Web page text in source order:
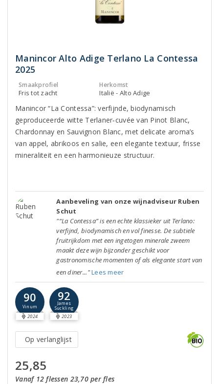
Manincor Alto Adige Terlano La Contessa
2025
Smaakprofiel
Fris tot zacht
Herkomst
Italië - Alto Adige
Manincor “La Contessa”: verfijnde, biodynamisch
geproduceerde witte Terlaner‑cuvée van Pinot Blanc,
Chardonnay en Sauvignon Blanc, met delicate aroma’s
van appel, abrikoos en salie, een elegante textuur, frisse
mineraliteit en een harmonieuze structuur.
Aanbeveling van onze wijnadviseur Ruben
Schut
"“La Contessa” is een echte klassieker uit Terlano:
verfijnd, biodynamisch en vol finesse. De subtiele
fruitrijkdom met een ingetogen minerale zweem
maakt deze wijn bijzonder geschikt voor
gastronomische momenten of als elegante start van
een diner..."Lees meer
90
Vinum
2024
92
James
Suckling
2023
Op verlanglijst
25,85
Vanaf 12 flessen 23,70 per fles